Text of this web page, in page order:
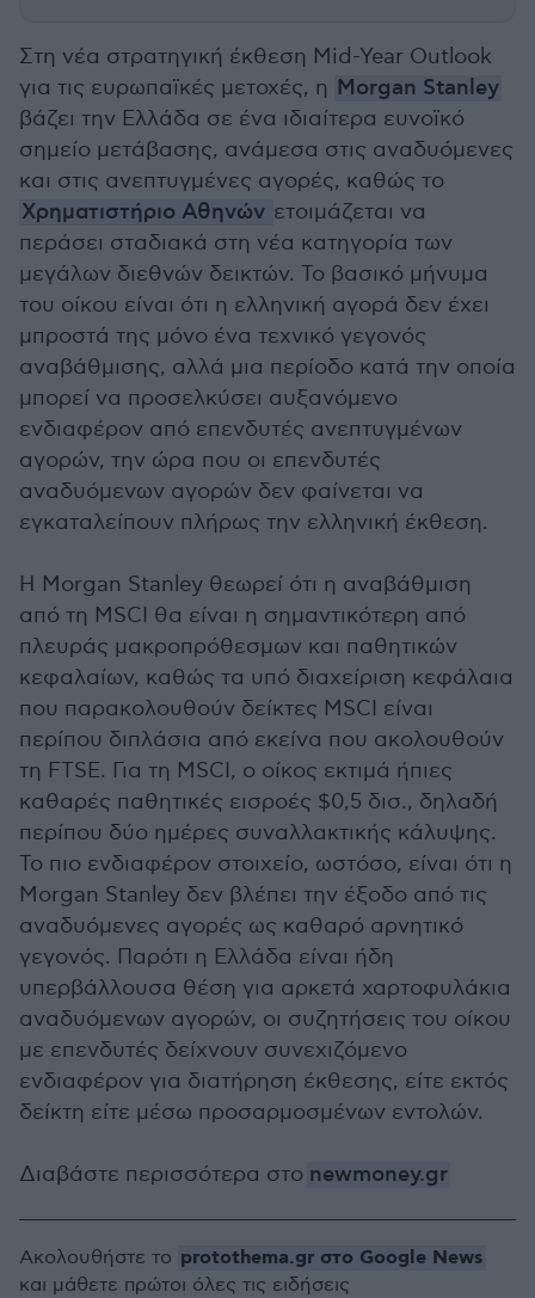
Στη νέα στρατηγική έκθεση Mid-Year Outlook
για τις ευρωπαϊκές μετοχές, η Morgan Stanley
βάζει την Ελλάδα σε ένα ιδιαίτερα ευνοϊκό
σημείο μετάβασης, ανάμεσα στις αναδυόμενες
και στις ανεπτυγμένες αγορές, καθώς το
Χρηματιστήριο Αθηνών ετοιμάζεται να
περάσει σταδιακά στη νέα κατηγορία των
μεγάλων διεθνών δεικτών. Το βασικό μήνυμα
του οίκου είναι ότι η ελληνική αγορά δεν έχει
μπροστά της μόνο ένα τεχνικό γεγονός
αναβάθμισης, αλλά μια περίοδο κατά την οποία
μπορεί να προσελκύσει αυξανόμενο
ενδιαφέρον από επενδυτές ανεπτυγμένων
αγορών, την ώρα που οι επενδυτές
αναδυόμενων αγορών δεν φαίνεται να
εγκαταλείπουν πλήρως την ελληνική έκθεση.
Η Morgan Stanley θεωρεί ότι η αναβάθμιση
από τη MSCI θα είναι η σημαντικότερη από
πλευράς μακροπρόθεσμων και παθητικών
κεφαλαίων, καθώς τα υπό διαχείριση κεφάλαια
που παρακολουθούν δείκτες MSCI είναι
περίπου διπλάσια από εκείνα που ακολουθούν
τη FTSE. Για τη MSCI, ο οίκος εκτιμά ήπιες
καθαρές παθητικές εισροές $0,5 δισ., δηλαδή
περίπου δύο ημέρες συναλλακτικής κάλυψης.
Το πιο ενδιαφέρον στοιχείο, ωστόσο, είναι ότι η
Morgan Stanley δεν βλέπει την έξοδο από τις
αναδυόμενες αγορές ως καθαρό αρνητικό
γεγονός. Παρότι η Ελλάδα είναι ήδη
υπερβάλλουσα θέση για αρκετά χαρτοφυλάκια
αναδυόμενων αγορών, οι συζητήσεις του οίκου
με επενδυτές δείχνουν συνεχιζόμενο
ενδιαφέρον για διατήρηση έκθεσης, είτε εκτός
δείκτη είτε μέσω προσαρμοσμένων εντολών.
Διαβάστε περισσότερα στο newmoney.gr
Ακολουθήστε το protothema.gr στο Google News
και μάθετε πρώτοι όλες τις ειδήσεις